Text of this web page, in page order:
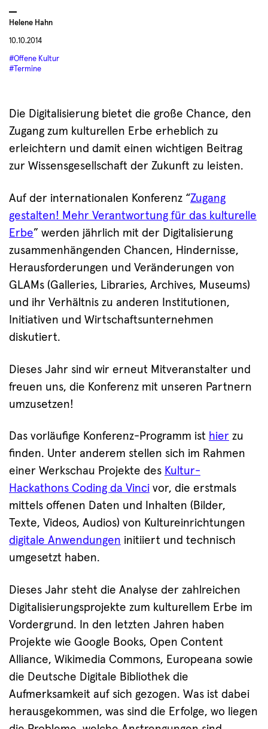
Helene Hahn
10.10.2014
#Offene Kultur
#Termine
Die Digitalisierung bietet die große Chance, den
Zugang zum kulturellen Erbe erheblich zu
erleichtern und damit einen wichtigen Beitrag
zur Wissensgesellschaft der Zukunft zu leisten.
Auf der internationalen Konferenz “Zugang
gestalten! Mehr Verantwortung für das kulturelle
Erbe” werden jährlich mit der Digitalisierung
zusammenhängenden Chancen, Hindernisse,
Herausforderungen und Veränderungen von
GLAMs (Galleries, Libraries, Archives, Museums)
und ihr Verhältnis zu anderen Institutionen,
Initiativen und Wirtschaftsunternehmen
diskutiert.
Dieses Jahr sind wir erneut Mitveranstalter und
freuen uns, die Konferenz mit unseren Partnern
umzusetzen!
Das vorläufige Konferenz-Programm ist hier zu
finden. Unter anderem stellen sich im Rahmen
einer Werkschau Projekte des Kultur-
Hackathons Coding da Vinci vor, die erstmals
mittels offenen Daten und Inhalten (Bilder,
Texte, Videos, Audios) von Kultureinrichtungen
digitale Anwendungen initiiert und technisch
umgesetzt haben.
Dieses Jahr steht die Analyse der zahlreichen
Digitalisierungsprojekte zum kulturellem Erbe im
Vordergrund. In den letzten Jahren haben
Projekte wie Google Books, Open Content
Alliance, Wikimedia Commons, Europeana sowie
die Deutsche Digitale Bibliothek die
Aufmerksamkeit auf sich gezogen. Was ist dabei
herausgekommen, was sind die Erfolge, wo liegen